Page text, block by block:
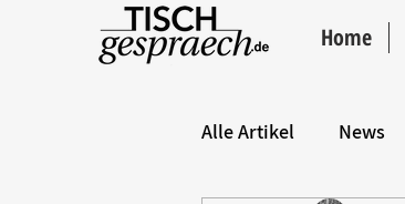
Home
Alle Artikel News